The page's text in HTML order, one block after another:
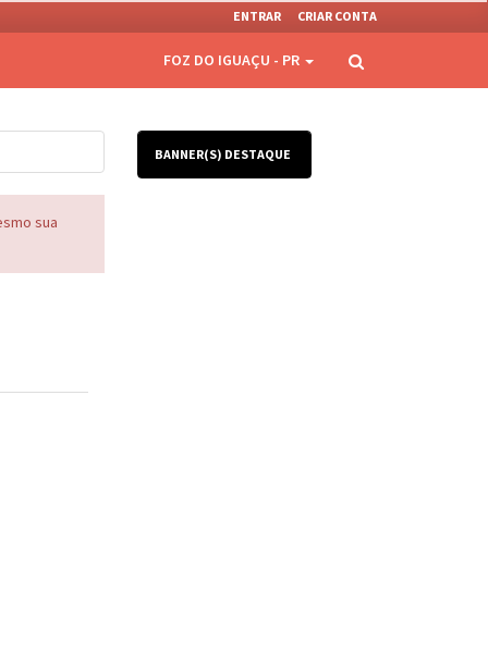
ENTRAR CRIAR CONTA
FOZ DO IGUAÇU - PR
sua
BANNER(S) DESTAQUE